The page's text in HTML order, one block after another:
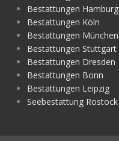
Bestattungen Hamburg
Bestattungen Köln
Bestattungen München
Bestattungen Stuttgart
Bestattungen Dresden
Bestattungen Bonn
Bestattungen Leipzig
Seebestattung Rostock